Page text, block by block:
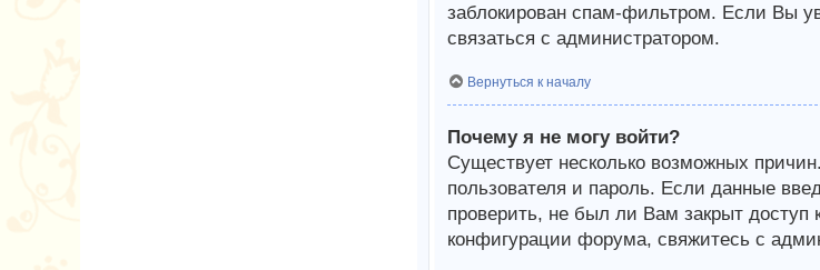
заблокирован спам-фильтром. Если Вы
связаться с администратором.
Вернуться к началу
Почему я не могу войти?
Существует несколько возможных
пользователя и пароль. Если данные
проверить, не был ли Вам закрыт
конфигурации форума, свяжитесь с